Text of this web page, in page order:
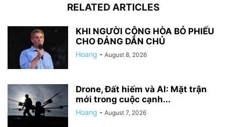
RELATED ARTICLES
KHI NGƯỜI CỘNG HÒA BỎ PHIẾU
CHO ĐẢNG DÂN CHỦ
Hoang - August 8, 2026
Drone, Đất hiếm và AI: Mặt trận
mới trong cuộc cạnh...
Hoang - August 7, 2026